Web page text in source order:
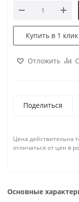
Купить в 1 клик
Отложить
Поделиться
Цена действительна
отличаться от цен в
Основные